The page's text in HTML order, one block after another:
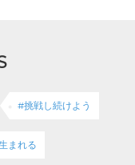
#挑戦し続けよう
まれる